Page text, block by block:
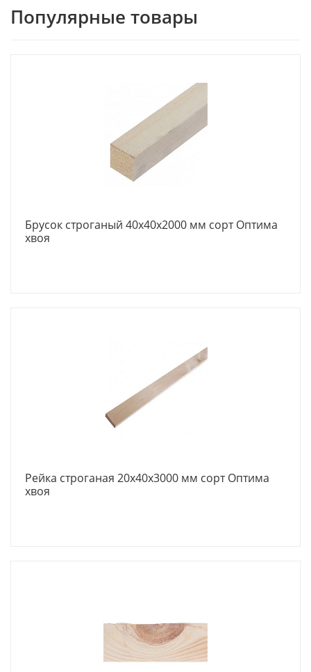
Популярные товары
Брусок строганый 40х40х2000 мм сорт Оптима
хвоя
Рейка строганая 20х40x3000 мм сорт Оптима
хвоя